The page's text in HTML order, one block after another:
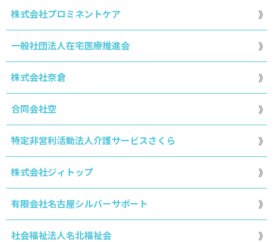
株式会社プロミネントケア
一般社団法人在宅医療推進会
株式会社奈倉
合同会社空
特定非営利活動法人介護サービスさくら
株式会社ジィトップ
有限会社名古屋シルバーサポート
社会福祉法人名北福祉会